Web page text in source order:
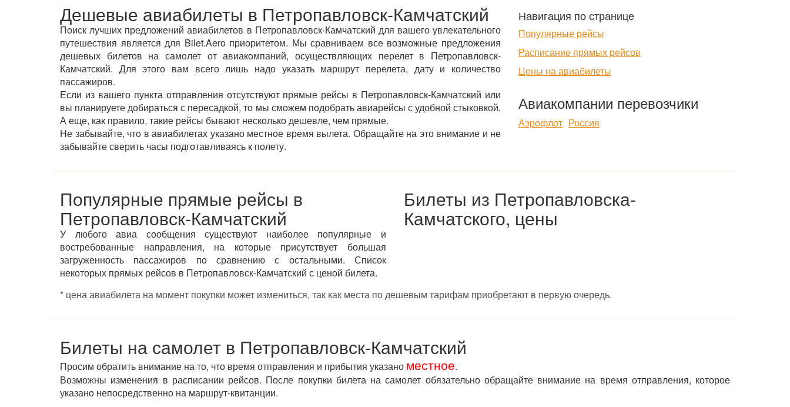
Дешевые авиабилеты в Петропавловск-Камчатский
Поиск лучших предложений авиабилетов в Петропавловск-Камчатский для вашего увлекательного
путешествия является для Bilet.Aero приоритетом. Мы сравниваем все возможные предложения
дешевых билетов на самолет от авиакомпаний, осуществляющих перелет в Петропавловск-
Камчатский. Для этого вам всего лишь надо указать маршрут перелета, дату и количество
пассажиров.
Если из вашего пункта отправления отсутствуют прямые рейсы в Петропавловск-Камчатский или
вы планируете добираться с пересадкой, то мы сможем подобрать авиарейсы с удобной стыковкой.
А еще, как правило, такие рейсы бывают несколько дешевле, чем прямые.
Не забывайте, что в авиабилетах указано местное время вылета. Обращайте на это внимание и не
забывайте сверить часы подготавливаясь к полету.
Навигация по странице
Популярные рейсы
Расписание прямых рейсов
Цены на авиабилеты
Авиакомпании перевозчики
Аэрофлот Россия
Популярные прямые рейсы в
Петропавловск-Камчатский
У любого авиа сообщения существуют наиболее популярные и
востребованные направления, на которые присутствует большая
загруженность пассажиров по сравнению с остальными. Список
некоторых прямых рейсов в Петропавловск-Камчатский с ценой билета.
Билеты из Петропавловска-
Камчатского, цены
* цена авиабилета на момент покупки может измениться, так как места по дешевым тарифам приобретают в первую очередь.
Билеты на самолет в Петропавловск-Камчатский
Просим обратить внимание на то, что время отправления и прибытия указано местное.
Возможны изменения в расписании рейсов. После покупки билета на самолет обязательно обращайте внимание на время отправления, которое
указано непосредственно на маршрут-квитанции.